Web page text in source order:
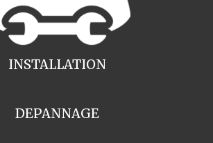
INSTALLATION
DEPANNAGE